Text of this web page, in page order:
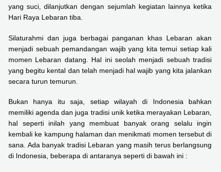
yang suci, dilanjutkan dengan sejumlah kegiatan lainnya ketika
Hari Raya Lebaran tiba.
Silaturahmi dan juga berbagai panganan khas Lebaran akan
menjadi sebuah pemandangan wajib yang kita temui setiap kali
momen Lebaran datang. Hal ini seolah menjadi sebuah tradisi
yang begitu kental dan telah menjadi hal wajib yang kita jalankan
secara turun temurun.
Bukan hanya itu saja, setiap wilayah di Indonesia bahkan
memiliki agenda dan juga tradisi unik ketika merayakan Lebaran,
hal seperti inilah yang membuat banyak orang selalu ingin
kembali ke kampung halaman dan menikmati momen tersebut di
sana. Ada banyak tradisi Lebaran yang masih terus berlangsung
di Indonesia, beberapa di antaranya seperti di bawah ini :